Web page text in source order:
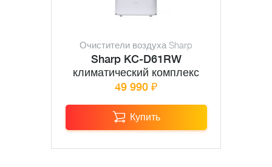
Очистители воздуха Sharp
Sharp KC-D61RW
климатический комплекс
49 990 ₽
Купить